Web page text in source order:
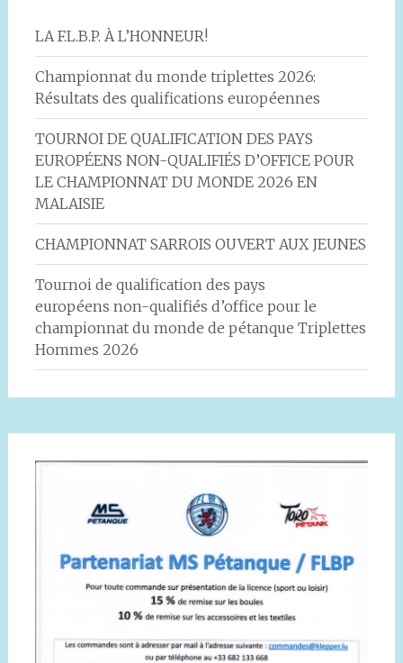
LA F.L.B.P. À L’HONNEUR!
Championnat du monde triplettes 2026:
Résultats des qualifications européennes
TOURNOI DE QUALIFICATION DES PAYS
EUROPÉENS NON-QUALIFIÉS D’OFFICE POUR
LE CHAMPIONNAT DU MONDE 2026 EN
MALAISIE
CHAMPIONNAT SARROIS OUVERT AUX JEUNES
Tournoi de qualification des pays
européens non-qualifiés d’office pour le
championnat du monde de pétanque Triplettes
Hommes 2026